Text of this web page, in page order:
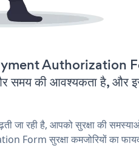
Authorization
की आवश्यकता है, और
जा रही है, आपको सुरक्षा की
Form सुरक्षा कमजोरियों का